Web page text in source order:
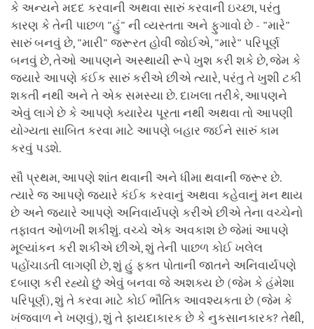
કે અન્યને મદદ કરવાની અથવા સારું કરવાની ઇચ્છા, પરંતુ
કારણ કે તેની પાછળ "હું" ની વ્યસ્તતા અને ફુગાવો છે - "મારે"
સારું બનવું છે, "મારી" જરૂરત હોવી જોઈએ, "મારે" પરિપૂર્ણ
બનવું છે, તેઓ આપણને અસ્થાયી રૂપે ખુશ કરી શકે છે, જેમ કે
જ્યારે આપણે કંઈક સારું કરીએ છીએ ત્યારે, પરંતુ તે ખુશી ટકી
શકતી નથી અને તે એક સમસ્યા છે. દાખલા તરીકે, આપણને
એવું લાગે છે કે આપણે ક્યારેય પૂરતા નથી અથવા તો આપણી
યોગ્યતા સાબિત કરવા માટે આપણે બહાર જઈને સારું કામ
કરવું પડશે.
સૌ પ્રથમ, આપણે શાંત થવાની અને ધીમા થવાની જરૂર છે.
ત્યારે જ આપણે જ્યારે કંઈક કરવાનું અથવા કહેવાનું મન થાય
છે અને જ્યારે આપણે અનિવાર્યપણે કરીએ છીએ તેના વચ્ચેનો
તફાવત ઓળખી શકીશું. વચ્ચે એક અવકાશ છે જેમાં આપણે
મૂલ્યાંકન કરી શકીએ છીએ, શું તેની પાછળ કોઈ ખલેલ
પહોંચાડતી લાગણી છે, શું હું ફક્ત પોતાની જાતને અનિવાર્યપણે
દબાણ કરી રહ્યો છું એવું બનવા જે અશક્ય છે (જેમ કે હંમેશા
પરિપૂર્ણ), શું તે કરવા માટે કોઈ ભૌતિક આવશ્યકતા છે (જેમ કે
ખંજવાળ ને ખણવું), શું તે ફાયદાકારક છે કે નુકસાનકારક? તેથી,